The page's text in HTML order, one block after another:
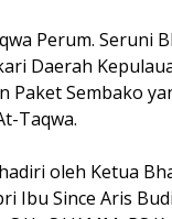
Perum. Seruni
Daerah
Paket Sembako
Taqwa.
oleh Ketua
Ibu Since Aris